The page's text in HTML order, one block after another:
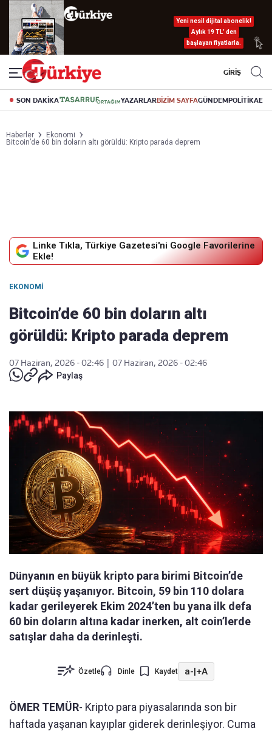
Yeni nesil dijital abonelik!
Aylık 19 TL’ den
başlayan fiyatlarla.
GİRİŞ
SON DAKİKA YAZARLARBİZİM SAYFAGÜNDEMPOLİTİKA
Haberler
Ekonomi
Bitcoin’de 60 bin doların altı görüldü: Kripto parada deprem
Linke Tıkla, Türkiye Gazetesi'ni Google Favorilerine
Ekle!
EKONOMI
Bitcoin’de 60 bin doların altı
görüldü: Kripto parada deprem
07 Haziran, 2026 - 02:46
07 Haziran, 2026 - 02:46
Paylaş
Dünyanın en büyük kripto para birimi Bitcoin’de
sert düşüş yaşanıyor. Bitcoin, 59 bin 110 dolara
kadar gerileyerek Ekim 2024’ten bu yana ilk defa
60 bin doların altına kadar inerken, alt coin’lerde
satışlar daha da derinleşti.
Özetle Dinle Kaydet a-|+A
ÖMER TEMÜR- Kripto para piyasalarında son bir
haftada yaşanan kayıplar giderek derinleşiyor. Cuma